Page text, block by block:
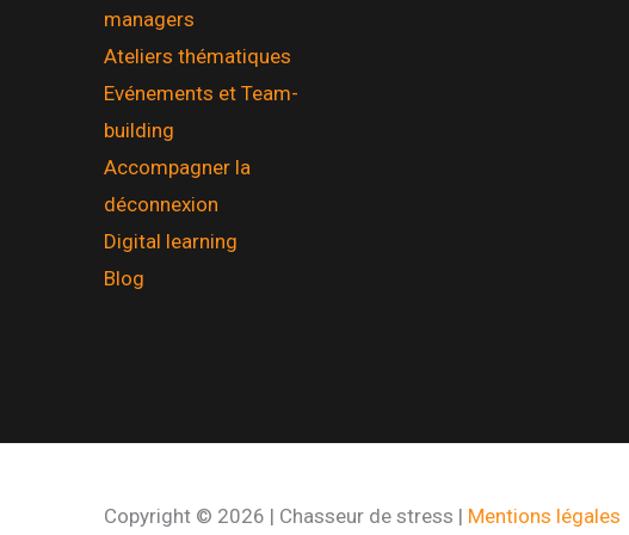
managers
Ateliers thématiques
Evénements et Team-
building
Accompagner la
déconnexion
Digital learning
Blog
Copyright © 2026 | Chasseur de stress | Mentions légales